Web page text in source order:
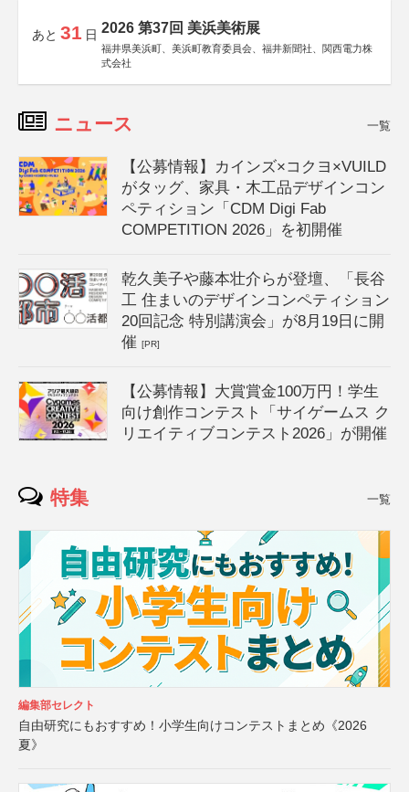
あと 31 日 2026 第37回 美浜美術展
福井県美浜町、美浜町教育委員会、福井新聞社、関西電力株
式会社
ニュース 一覧
【公募情報】カインズ×コクヨ×VUILD
がタッグ、家具・木工品デザインコン
ペティション「CDM Digi Fab
COMPETITION 2026」を初開催
乾久美子や藤本壮介らが登壇、「長谷
工 住まいのデザインコンペティション
20回記念 特別講演会」が8月19日に開
催[PR]
【公募情報】大賞賞金100万円！学生
向け創作コンテスト「サイゲームス ク
リエイティブコンテスト2026」が開催
特集 一覧
編集部セレクト
自由研究にもおすすめ！小学生向けコンテストまとめ《2026
夏》